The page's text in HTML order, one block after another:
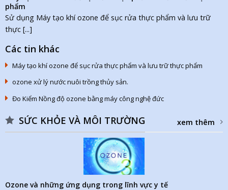
phẩm
Sử dụng Máy tạo khí ozone để sục rửa thực phẩm và lưu trữ
thực [...]
Các tin khác
Máy tạo khí ozone để sục rửa thực phẩm và lưu trữ thực phẩm
ozone xử lý nước nuôi trồng thủy sản.
Đo Kiểm Nồng độ ozone bằng máy công nghệ đức
SỨC KHỎE VÀ MÔI TRƯỜNG xem thêm
Ozone và những ứng dụng trong lĩnh vực y tế